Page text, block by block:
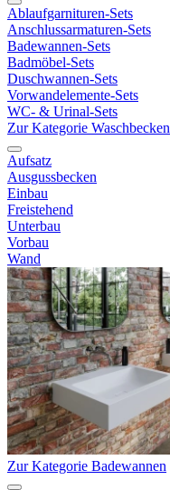
Ablaufgarnituren-Sets
Anschlussarmaturen-Sets
Badewannen-Sets
Badmöbel-Sets
Duschwannen-Sets
Vorwandelemente-Sets
WC- & Urinal-Sets
Zur Kategorie Waschbecken
Aufsatz
Ausgussbecken
Einbau
Freistehend
Unterbau
Vorbau
Wand
Zur Kategorie Badewannen